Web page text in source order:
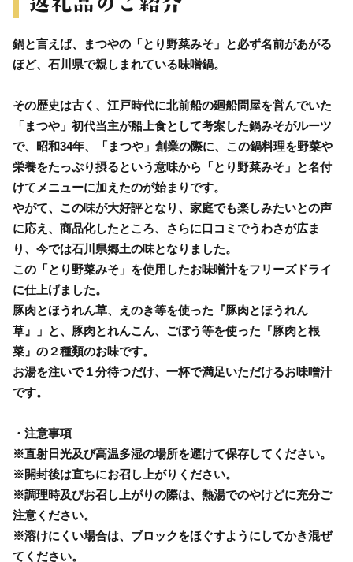
鍋と言えば、まつやの「とり野菜みそ」と必ず名前があがる
ほど、石川県で親しまれている味噌鍋。
その歴史は古く、江戸時代に北前船の廻船問屋を営んでいた
「まつや」初代当主が船上食として考案した鍋みそがルーツ
で、昭和34年、「まつや」創業の際に、この鍋料理を野菜や
栄養をたっぷり摂るという意味から「とり野菜みそ」と名付
けてメニューに加えたのが始まりです。
やがて、この味が大好評となり、家庭でも楽しみたいとの声
に応え、商品化したところ、さらに口コミでうわさが広ま
り、今では石川県郷土の味となりました。
この「とり野菜みそ」を使用したお味噌汁をフリーズドライ
に仕上げました。
豚肉とほうれん草、えのき等を使った『豚肉とほうれん
草』」と、豚肉とれんこん、ごぼう等を使った『豚肉と根
菜』の２種類のお味です。
お湯を注いで１分待つだけ、一杯で満足いただけるお味噌汁
です。
・注意事項
※直射日光及び高温多湿の場所を避けて保存してください。
※開封後は直ちにお召し上がりください。
※調理時及びお召し上がりの際は、熱湯でのやけどに充分ご
注意ください。
※溶けにくい場合は、ブロックをほぐすようにしてかき混ぜ
てください。